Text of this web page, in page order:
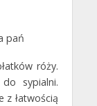
pań
róży.
sypialni.
z łatwością